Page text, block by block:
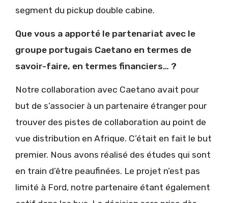
segment du pickup double cabine.
Que vous a apporté le partenariat avec le
groupe portugais Caetano en termes de
savoir-faire, en termes financiers… ?
Notre collaboration avec Caetano avait pour
but de s’associer à un partenaire étranger pour
trouver des pistes de collaboration au point de
vue distribution en Afrique. C’était en fait le but
premier. Nous avons réalisé des études qui sont
en train d’être peaufinées. Le projet n’est pas
limité à Ford, notre partenaire étant également